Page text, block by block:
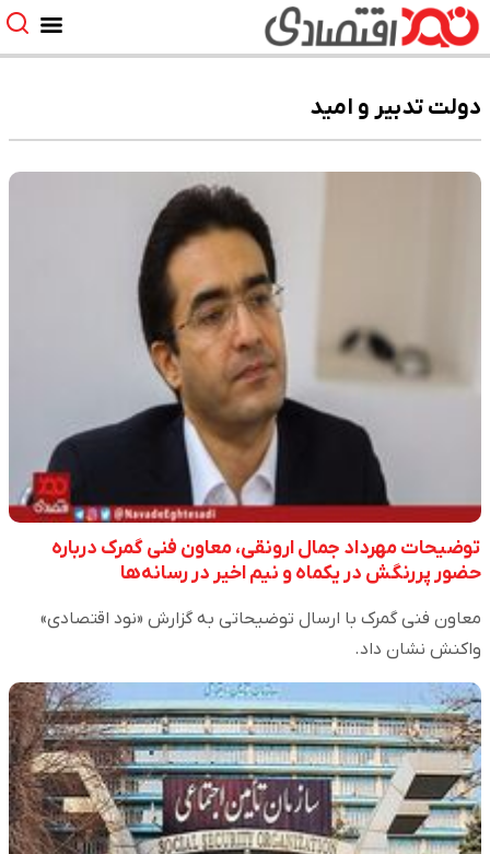
دولت تدبیر و امید
توضیحات مهرداد جمال ارونقی، معاون فنی گمرک درباره
حضور پررنگش در یکماه و نیم اخیر در رسانه‌ها
معاون فنی گمرک با ارسال توضیحاتی به گزارش «نود اقتصادی»
واکنش نشان داد.